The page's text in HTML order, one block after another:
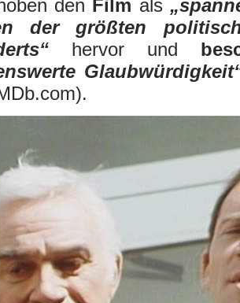
den Film als
der größten
hervor und